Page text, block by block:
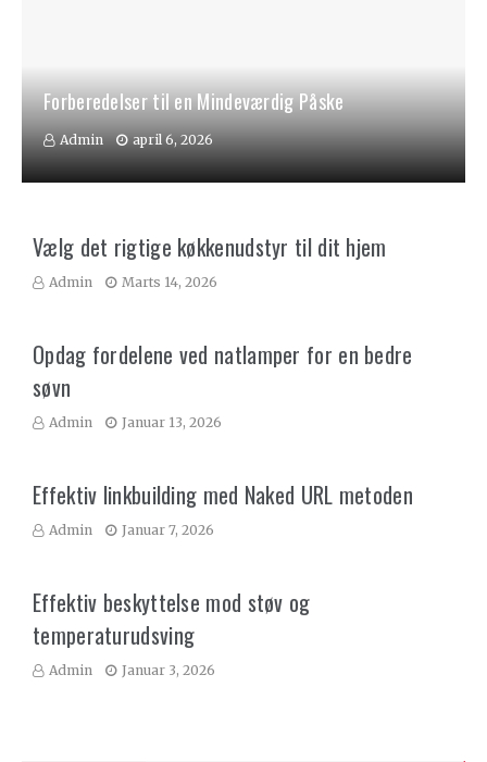
Forberedelser til en Mindeværdig Påske
Admin april 6, 2026
Vælg det rigtige køkkenudstyr til dit hjem
Admin Marts 14, 2026
Opdag fordelene ved natlamper for en bedre
søvn
Admin Januar 13, 2026
Effektiv linkbuilding med Naked URL metoden
Admin Januar 7, 2026
Effektiv beskyttelse mod støv og
temperaturudsving
Admin Januar 3, 2026